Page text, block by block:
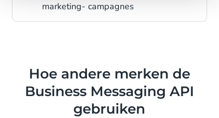
marketing- campagnes
Hoe andere merken de
Business Messaging API
gebruiken